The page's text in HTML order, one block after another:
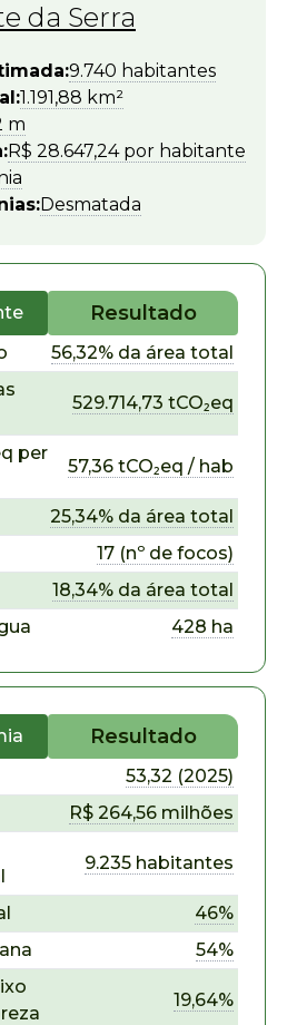
da Serra
9.740 habitantes
1.191,88 km²
m
R$ 28.647,24 por habitante
Desmatada
Resultado
56,32% da área total
529.714,73 tCO₂eq
per
57,36 tCO₂eq / hab
25,34% da área total
17 (nº de focos)
18,34% da área total
428 ha
Resultado
53,32 (2025)
R$ 264,56 milhões
9.235 habitantes
46%
54%
19,64%